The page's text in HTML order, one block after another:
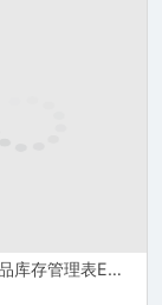
万能通用物品库存管理表Excel模板